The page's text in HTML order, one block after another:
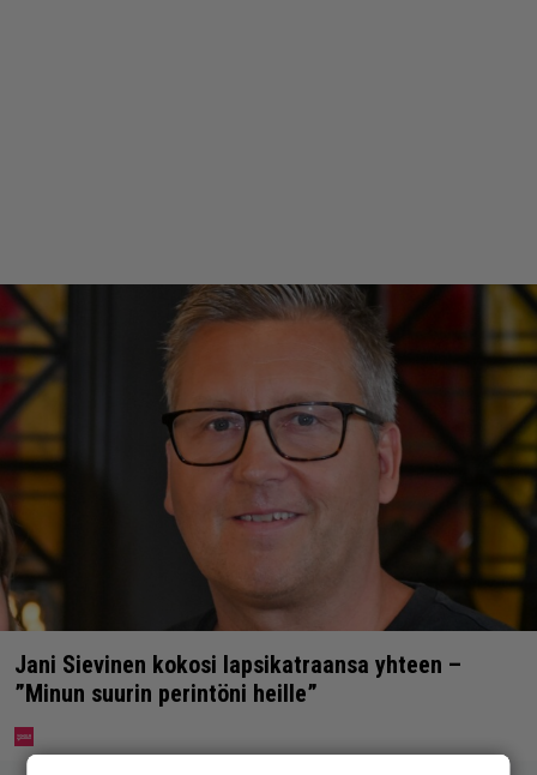
Jani Sievinen kokosi lapsikatraansa yhteen –
”Minun suurin perintöni heille”